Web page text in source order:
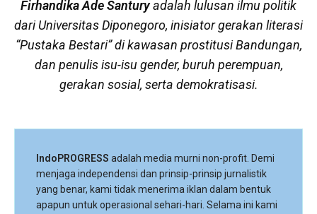
Firhandika Ade Santuryadalah lulusan ilmu politik
dari Universitas Diponegoro, inisiator gerakan literasi
“Pustaka Bestari” di kawasan prostitusi Bandungan,
dan penulis isu-isu gender, buruh perempuan,
gerakan sosial, serta demokratisasi.
IndoPROGRESS adalah media murni non-profit. Demi
menjaga independensi dan prinsip-prinsip jurnalistik
yang benar, kami tidak menerima iklan dalam bentuk
apapun untuk operasional sehari-hari. Selama ini kami